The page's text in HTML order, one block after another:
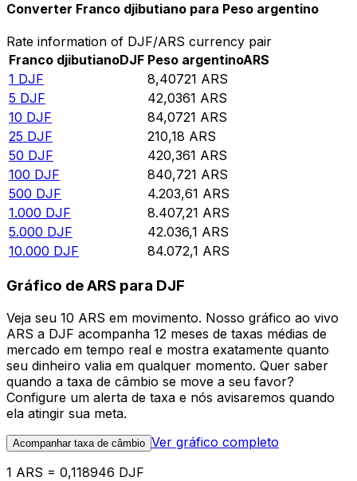
Converter Franco djibutiano para Peso argentino
Rate information of DJF/ARS currency pair
Franco djibutianoDJF Peso argentinoARS
1 DJF 8,40721 ARS
5 DJF 42,0361 ARS
10 DJF 84,0721 ARS
25 DJF 210,18 ARS
50 DJF 420,361 ARS
100 DJF 840,721 ARS
500 DJF 4.203,61 ARS
1.000 DJF 8.407,21 ARS
5.000 DJF 42.036,1 ARS
10.000 DJF 84.072,1 ARS
Gráfico de ARS para DJF
Veja seu 10 ARS em movimento. Nosso gráfico ao vivo
ARS a DJF acompanha 12 meses de taxas médias de
mercado em tempo real e mostra exatamente quanto
seu dinheiro valia em qualquer momento. Quer saber
quando a taxa de câmbio se move a seu favor?
Configure um alerta de taxa e nós avisaremos quando
ela atingir sua meta.
Acompanhar taxa de câmbio Ver gráfico completo
1 ARS = 0,118946 DJF